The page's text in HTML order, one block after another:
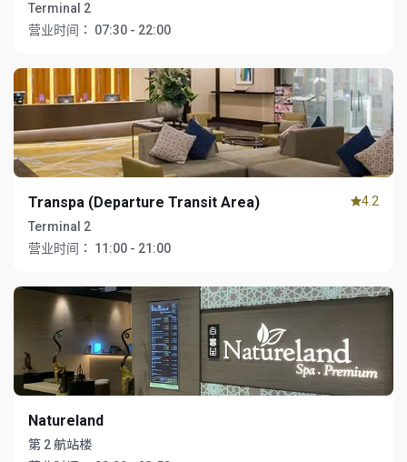
Terminal 2
营业时间：
07:30 - 22:00
Transpa (Departure Transit Area)
Terminal 2
营业时间：
11:00 - 21:00
4.2
Natureland
第 2 航站楼